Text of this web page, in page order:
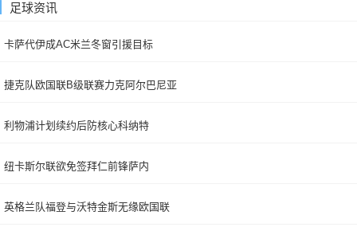
足球资讯
卡萨代伊成AC米兰冬窗引援目标
捷克队欧国联B级联赛力克阿尔巴尼亚
利物浦计划续约后防核心科纳特
纽卡斯尔联欲免签拜仁前锋萨内
英格兰队福登与沃特金斯无缘欧国联